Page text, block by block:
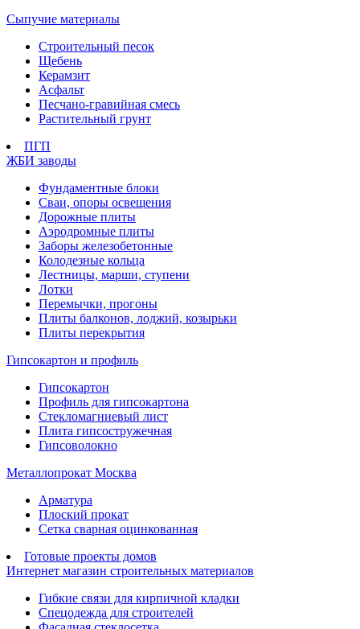
Сыпучие материалы
Строительный песок
Щебень
Керамзит
Асфальт
Песчано-гравийная смесь
Растительный грунт
ПГП
ЖБИ заводы
Фундаментные блоки
Сваи, опоры освещения
Дорожные плиты
Аэродромные плиты
Заборы железобетонные
Колодезные кольца
Лестницы, марши, ступени
Лотки
Перемычки, прогоны
Плиты балконов, лоджий, козырьки
Плиты перекрытия
Гипсокартон и профиль
Гипсокартон
Профиль для гипсокартона
Стекломагниевый лист
Плита гипсостружечная
Гипсоволокно
Металлопрокат Москва
Арматура
Плоский прокат
Сетка сварная оцинкованная
Готовые проекты домов
Интернет магазин строительных материалов
Гибкие связи для кирпичной кладки
Спецодежда для строителей